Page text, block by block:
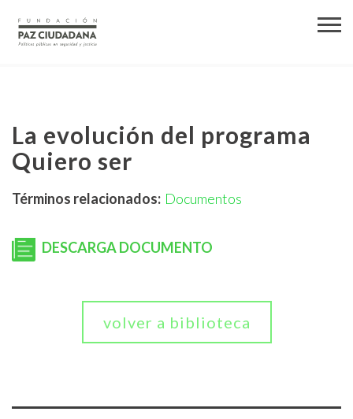
La evolución del programa
Quiero ser
Términos relacionados: Documentos
DESCARGA DOCUMENTO
volver a biblioteca